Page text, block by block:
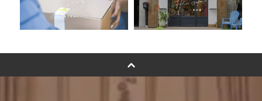
その他オーダーメイド
バルーンフラワーブーケについて
プリントフォント詳細＆使用例